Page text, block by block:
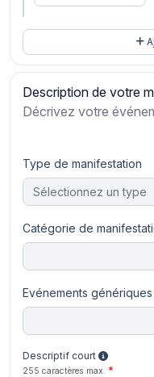
Description de votre
Décrivez votre
Type de manifestation
Sélectionnez un type
Catégorie de
Evénements
Descriptif court
255 caractères max.